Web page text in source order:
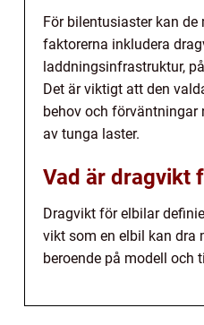
För bilentusiaster kan de
faktorerna inkludera
laddningsinfrastruktur,
Det är viktigt att den
behov och förväntningar
av tunga laster.
Vad är dragvikt
Dragvikt för elbilar
vikt som en elbil kan dra
beroende på modell och